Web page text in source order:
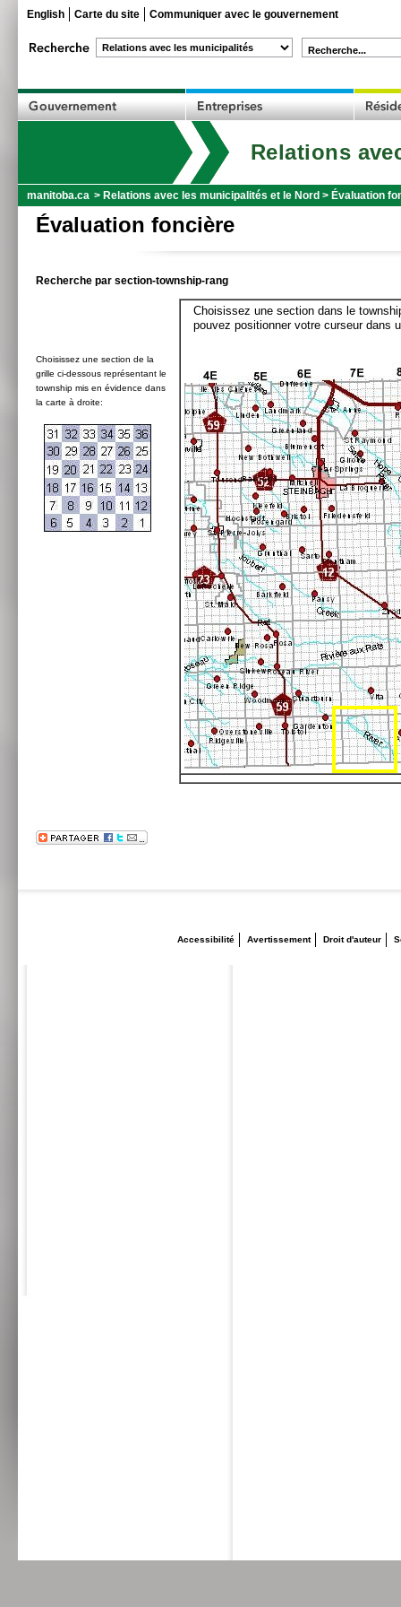
English Carte du site Communiquer avec le gouvernement
Recherche...
Relations
manitoba.ca > Relations avec les municipalités et le Nord > Évaluation
Évaluation foncière
Recherche par section-township-rang
Choisissez une section de la
grille ci-dessous représentant le
township mis en évidence dans
la carte à droite:
Choisissez une section dans le
pouvez positionner votre curseur dans
Accessibilité Avertissement Droit d'auteur